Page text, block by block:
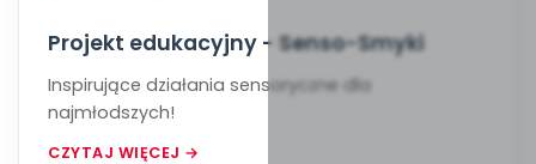
Projekt edukacyjny - Senso-Smyki
Inspirujące działania sensoryczne dla
najmłodszych!
CZYTAJ WIĘCEJ →